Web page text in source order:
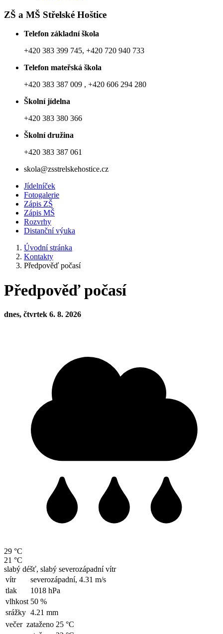
ZŠ a MŠ Střelské Hoštice
Telefon základní škola
+420 383 399 745, +420 720 940 733
Telefon mateřská škola
+420 383 387 009 , +420 606 294 280
Školní jídelna
+420 383 380 366
Školní družina
+420 383 387 061
skola@zsstrelskehostice.cz
Jídelníček
Fotogalerie
Zápis ZŠ
Zápis MŠ
Rozvrhy
Distanční výuka
Úvodní stránka
Kontakty
Předpověď počasí
Předpověď počasí
dnes, čtvrtek 6. 8. 2026
29 °C
21 °C
slabý déšť, slabý severozápadní vítr
vítr
severozápadní, 4.31 m/s
tlak
1018 hPa
vlhkost 50 %
srážky 4.21 mm
večer zataženo 25 °C